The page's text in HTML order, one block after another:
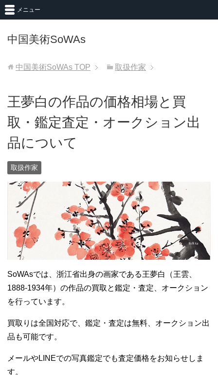
中国美術SoWAs
メニュー
中国美術SoWAs TOP 取扱作家
王夢白の作品の価格相場と買
取・鑑定査定・オークション出
品について
取扱作家
SoWAsでは、浙江省出身の画家である王夢白（王雲、
1888-1934年）の作品の買取と鑑定・査定、オークション
を行っています。
買取りは全国対応で、鑑定・査定は無料、オークション出
品も可能です。
メールやLINEでの写真鑑定でも査定価格をお知らせしま
す。